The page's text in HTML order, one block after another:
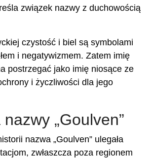
związek nazwy z duchowością
czystość i biel są symbolami
i negatywizmem. Zatem imię
postrzegać jako imię niosące ze
i życzliwości dla jego
„Goulven”
nazwa „Goulven” ulegała
zwłaszcza poza regionem